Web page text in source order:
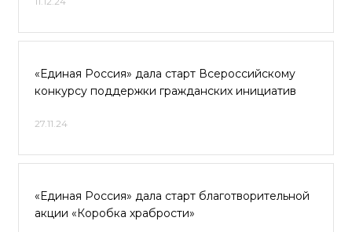
«Единая Россия» дала старт Всероссийскому
конкурсу поддержки гражданских инициатив
27.11.24
«Единая Россия» дала старт благотворительной
акции «Коробка храбрости»